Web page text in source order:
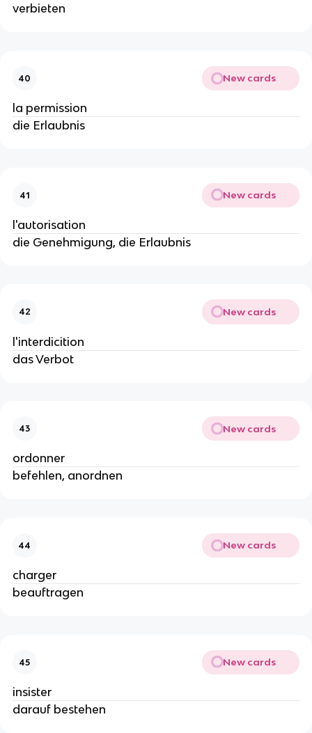
verbieten
40 New cards
la permission
die Erlaubnis
41 New cards
l'autorisation
die Genehmigung, die Erlaubnis
42 New cards
l'interdicition
das Verbot
43 New cards
ordonner
befehlen, anordnen
44 New cards
charger
beauftragen
45 New cards
insister
darauf bestehen